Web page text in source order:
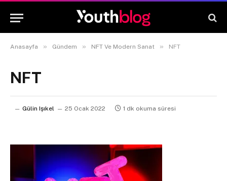
Anasayfa » Gündem » NFT Ve Modern Sanat » NFT
NFT
Gülin Işıkel 25 Ocak 2022 1 dk okuma süresi